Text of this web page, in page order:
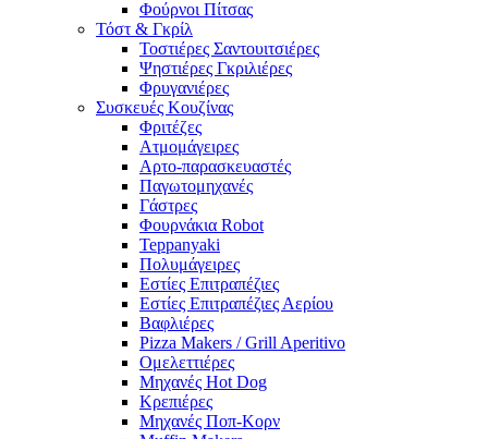
Φούρνοι Πίτσας
Τόστ & Γκρίλ
Τοστιέρες Σαντουιτσιέρες
Ψηστιέρες Γκριλιέρες
Φρυγανιέρες
Συσκευές Κουζίνας
Φριτέζες
Ατμομάγειρες
Αρτο-παρασκευαστές
Παγωτομηχανές
Γάστρες
Φουρνάκια Robot
Teppanyaki
Πολυμάγειρες
Εστίες Επιτραπέζιες
Εστίες Επιτραπέζιες Αερίου
Βαφλιέρες
Pizza Makers / Grill Aperitivo
Ομελεττιέρες
Μηχανές Hot Dog
Κρεπιέρες
Μηχανές Ποπ-Κορν